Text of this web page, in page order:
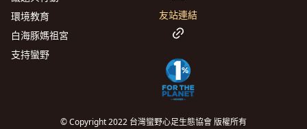
環境教育
白海豚媽祖宮
支持蠻野
友站連結
© Copyright 2022 台灣蠻野心足生態協會 版權所有